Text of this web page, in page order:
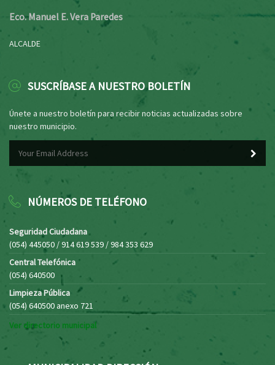
Eco. Manuel E. Vera Paredes
ALCALDE
SUSCRÍBASE A NUESTRO BOLETÍN
Únete a nuestro boletín para recibir noticias actualizadas sobre
nuestro municipio.
NÚMEROS DE TELÉFONO
Seguridad Ciudadana
(054) 445050 / 914 619 539 / 984 353 629
Central Telefónica
(054) 640500
Limpieza Pública
(054) 640500 anexo 721
Ver directorio municipal